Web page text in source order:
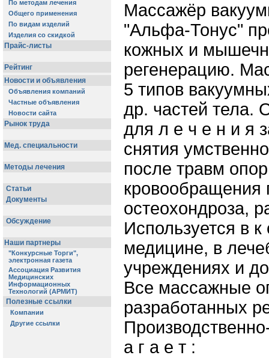
Массажёр
"Альфа-Тонус"
кожных и
регенерацию.
5 типов
др. частей тела.
для л е ч е н и я
снятия
после травм
кровообращения
остеохондроза,
Используется в
медицине, в
учреждениях и
Все массажные
разработанных
а г а е т :